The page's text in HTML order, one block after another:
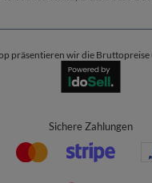
präsentieren wir die Bruttopreise
Sichere Zahlungen